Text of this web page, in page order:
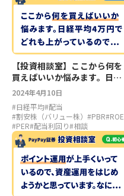
【投資相談室】ここから何を
買えばいいか悩みます。日経
平均4万円でどれも上がってい
るので…
2024年4月10日
#日経平均#配当
#割安株（バリュー株） #PBR#ROE
#PER#配当利回り#相談